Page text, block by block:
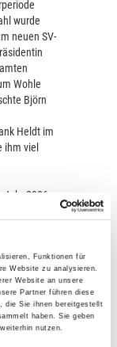
Funktionen für
Website zu analysieren.
Website an unsere
Partner führen diese
die Sie ihnen bereitgestellt
haben. Sie geben
nutzen.
wurde
neuen SV-
Wohle
Björn
Heldt im
ihm viel
2026:
StB.
mit der